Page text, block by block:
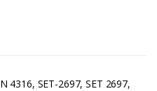
4316, SET-2697, SET 2697,